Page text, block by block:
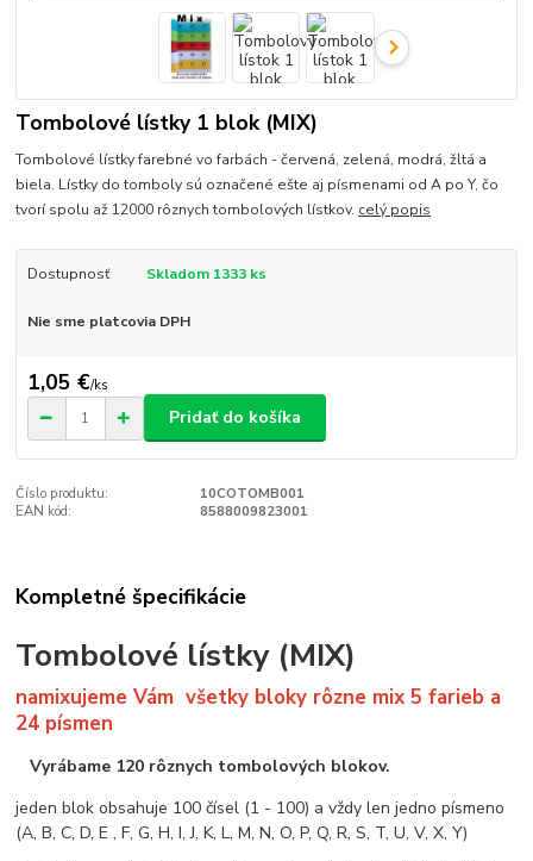
Tombolové lístky 1 blok (MIX)
Tombolové lístky farebné vo farbách - červená, zelená, modrá, žltá a
biela. Lístky do tomboly sú označené ešte aj písmenami od A po Y, čo
tvorí spolu až 12000 rôznych tombolových lístkov. celý popis
Dostupnosť Skladom 1333 ks
Nie sme platcovia DPH
1,05 €/ks
Pridať do košíka
Číslo produktu:
10COTOMB001
EAN kód:
8588009823001
Kompletné špecifikácie
Tombolové lístky (MIX)
namixujeme Vám všetky bloky rôzne mix 5 farieb a
24 písmen
Vyrábame 120 rôznych tombolových blokov.
jeden blok obsahuje 100 čísel (1 - 100) a vždy len jedno písmeno
(A, B, C, D, E , F, G, H, I, J, K, L, M, N, O, P, Q, R, S, T, U, V, X, Y)